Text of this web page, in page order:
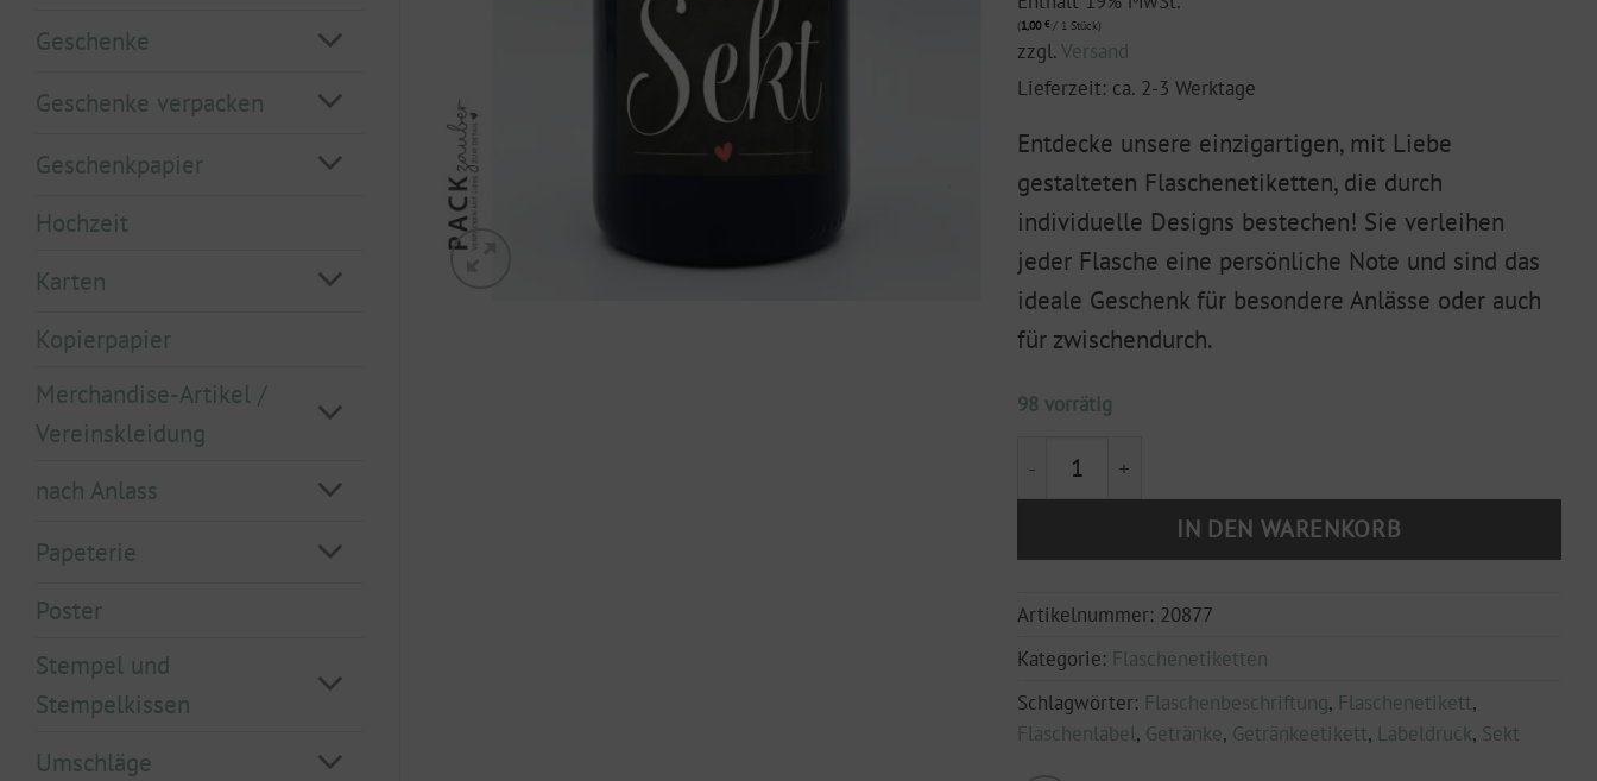
Geschenke
Geschenke verpacken
Geschenkpapier
Hochzeit
Karten
Kopierpapier
Merchandise-Artikel /
Vereinskleidung
nach Anlass
Papeterie
Poster
Stempel und
Stempelkissen
Umschläge
(1,00 €/ 1 Stück)
zzgl.Versand
Lieferzeit: ca. 2-3 Werktage
Entdecke unsere einzigartigen, mit Liebe
gestalteten Flaschenetiketten, die durch
individuelle Designs bestechen! Sie verleihen
jeder Flasche eine persönliche Note und sind das
ideale Geschenk für besondere Anlässe oder auch
für zwischendurch.
98 vorrätig
Flaschenetikett "let`s talk about Sekt" Menge
IN DEN WARENKORB
Artikelnummer: 20877
Kategorie: Flaschenetiketten
Schlagwörter: Flaschenbeschriftung, Flaschenetikett,
Flaschenlabel, Getränke, Getränkeetikett, Labeldruck, Sekt